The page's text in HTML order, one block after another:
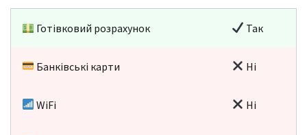
Готівковий розрахунок Так
Банківські карти Ні
WiFi Ні